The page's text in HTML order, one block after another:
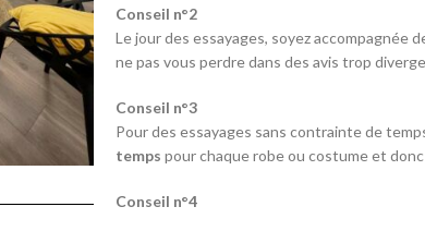
Conseil n°2
Le jour des essayages, soyez accompagnée
ne pas vous perdre dans des avis trop
Conseil n°3
Pour des essayages sans contrainte de
temps pour chaque robe ou costume et
Conseil n°4